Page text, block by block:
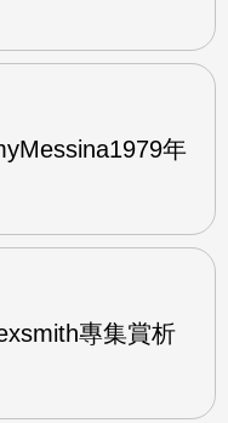
年
專集賞析